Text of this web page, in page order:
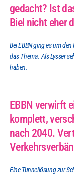
gedacht? Ist
Biel nicht eher
Bei EBBN ging es um
das Thema. Als Lysser
haben.
EBBN verwirft
komplett,
nach 2040.
Eine Tunnellösung zur